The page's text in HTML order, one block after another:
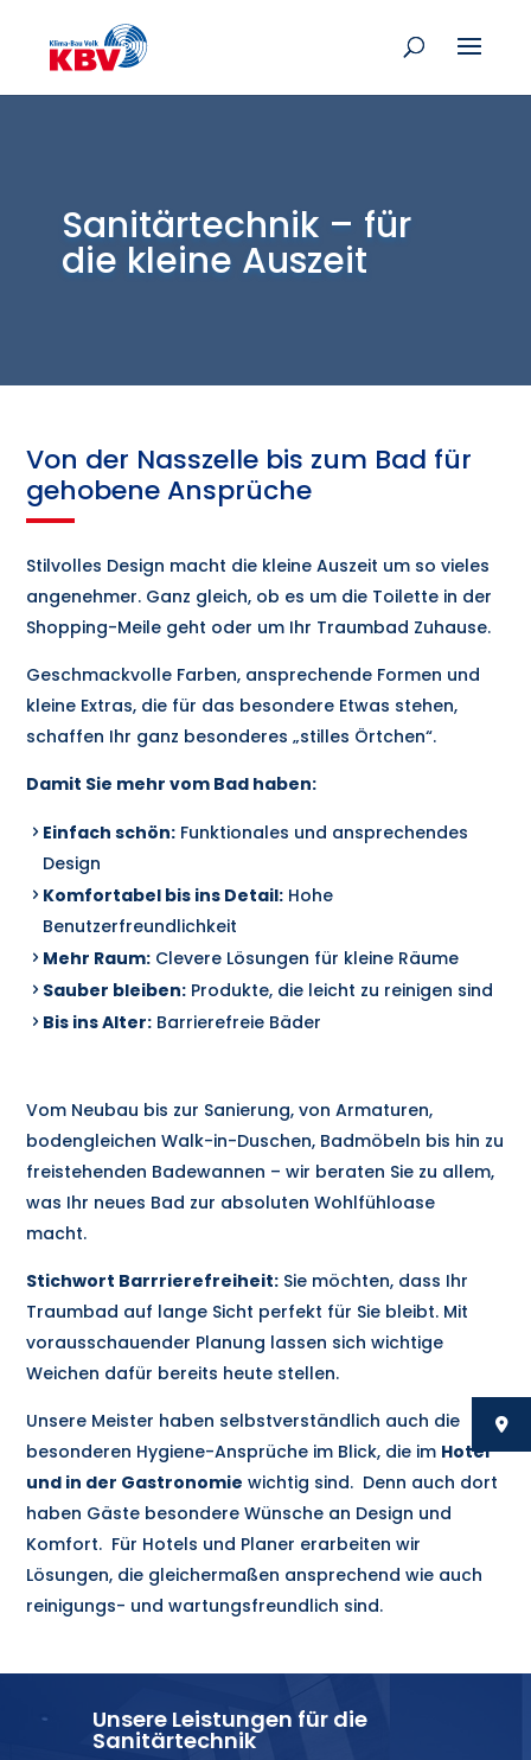
Sanitärtechnik – für
die kleine Auszeit
Von der Nasszelle bis zum Bad für
gehobene Ansprüche
Stilvolles Design macht die kleine Auszeit um so vieles
angenehmer. Ganz gleich, ob es um die Toilette in der
Shopping-Meile geht oder um Ihr Traumbad Zuhause.
Geschmackvolle Farben, ansprechende Formen und
kleine Extras, die für das besondere Etwas stehen,
schaffen Ihr ganz besonderes „stilles Örtchen“.
Damit Sie mehr vom Bad haben:
Einfach schön: Funktionales und ansprechendes
Design
Komfortabel bis ins Detail: Hohe
Benutzerfreundlichkeit
Mehr Raum: Clevere Lösungen für kleine Räume
Sauber bleiben: Produkte, die leicht zu reinigen sind
Bis ins Alter: Barrierefreie Bäder
Vom Neubau bis zur Sanierung, von Armaturen,
bodengleichen Walk-in-Duschen, Badmöbeln bis hin zu
freistehenden Badewannen – wir beraten Sie zu allem,
was Ihr neues Bad zur absoluten Wohlfühloase
macht.
Stichwort Barrrierefreiheit: Sie möchten, dass Ihr
Traumbad auf lange Sicht perfekt für Sie bleibt. Mit
vorausschauender Planung lassen sich wichtige
Weichen dafür bereits heute stellen.
Unsere Meister haben selbstverständlich auch die
besonderen Hygiene-Ansprüche im Blick, die im Hotel
und in der Gastronomie wichtig sind. Denn auch dort
haben Gäste besondere Wünsche an Design und
Komfort. Für Hotels und Planer erarbeiten wir
Lösungen, die gleichermaßen ansprechend wie auch
reinigungs- und wartungsfreundlich sind.
Unsere Leistungen für die
Sanitärtechnik